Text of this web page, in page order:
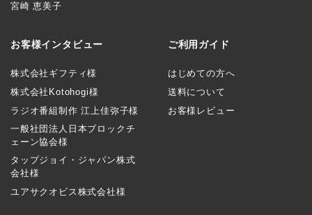
宮崎 恵美子
お客様インタビュー
株式会社ギフティ様
株式会社Kotohogi様
ラジオ番組制作 江上佳弥子様
一般社団法人日本ブロックチ
ェーン協会様
タップジョイ・ジャパン株式
会社様
ユアサクオビス株式会社様
ご利用ガイド
はじめての方へ
送料について
お客様レビュー